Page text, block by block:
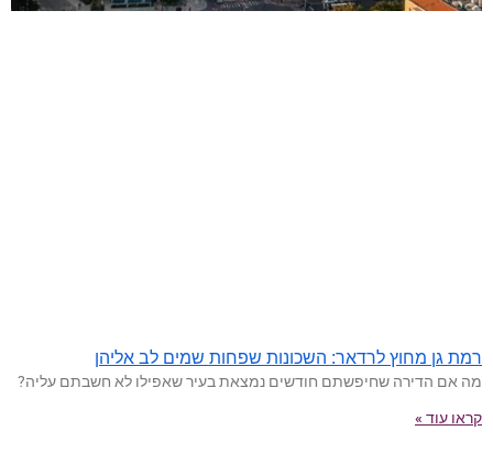
רמת גן מחוץ לרדאר: השכונות שפחות שמים לב אליהן
מה אם הדירה שחיפשתם חודשים נמצאת בעיר שאפילו לא חשבתם עליה?
קראו עוד »